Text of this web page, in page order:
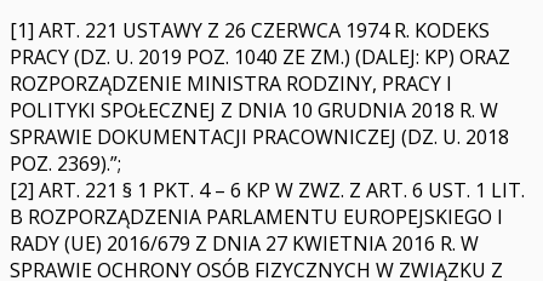
[1] ART. 221 USTAWY Z 26 CZERWCA 1974 R. KODEKS
PRACY (DZ. U. 2019 POZ. 1040 ZE ZM.) (DALEJ: KP) ORAZ
ROZPORZĄDZENIE MINISTRA RODZINY, PRACY I
POLITYKI SPOŁECZNEJ Z DNIA 10 GRUDNIA 2018 R. W
SPRAWIE DOKUMENTACJI PRACOWNICZEJ (DZ. U. 2018
POZ. 2369).”;
[2] ART. 221 § 1 PKT. 4 – 6 KP W ZWZ. Z ART. 6 UST. 1 LIT.
B ROZPORZĄDZENIA PARLAMENTU EUROPEJSKIEGO I
RADY (UE) 2016/679 Z DNIA 27 KWIETNIA 2016 R. W
SPRAWIE OCHRONY OSÓB FIZYCZNYCH W ZWIĄZKU Z